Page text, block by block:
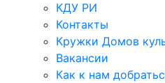
КДУ РИ
Контакты
Кружки Домов
Вакансии
Как к нам